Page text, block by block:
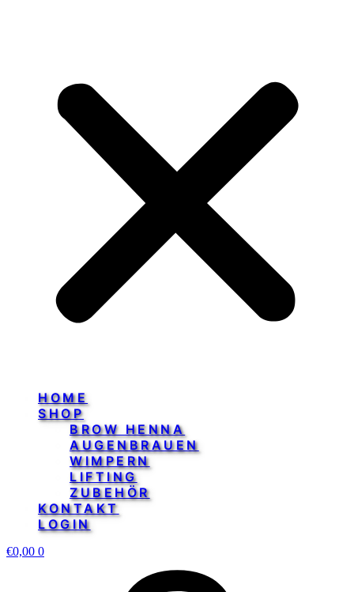
HOME
SHOP
BROW HENNA
AUGENBRAUEN
WIMPERN
LIFTING
ZUBEHÖR
KONTAKT
LOGIN
€0,00 0